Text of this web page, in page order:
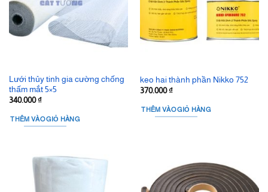
Lưới thủy tinh gia cường chống
thấm mắt 5×5
340.000₫
THÊM VÀO GIỎ HÀNG
keo hai thành phần Nikko 752
370.000₫
THÊM VÀO GIỎ HÀNG